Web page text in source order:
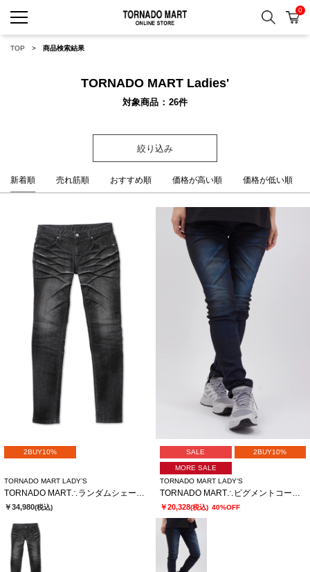
検索 カ
0
TOP 商品検索結果
TORNADO MART Ladies'
対象商品 26件
絞り込み
新着順 売れ筋順 おすすめ順 価格が高い順 価格が低い順
2BUY10%
TORNADO MART LADY’S
￥34,980(税込)
SALE 2BUY10%
MORE SALE
TORNADO MART LADY’S
￥20,328(税込) 40%OFF